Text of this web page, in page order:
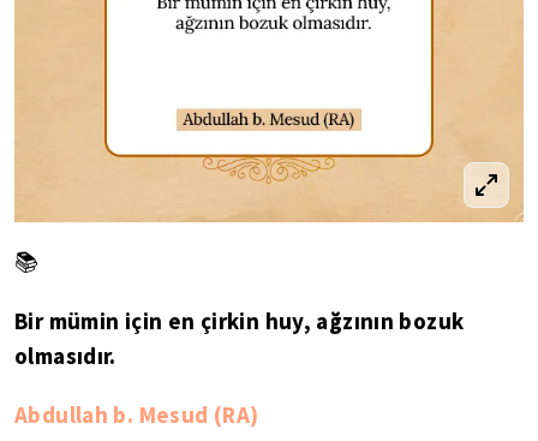
📚
Bir mümin için en çirkin huy, ağzının bozuk
olmasıdır.
Abdullah b. Mesud (RA)